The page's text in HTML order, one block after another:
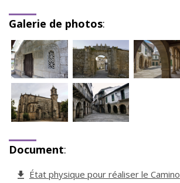
Galerie de photos:
Document:
État physique pour réaliser le Camino